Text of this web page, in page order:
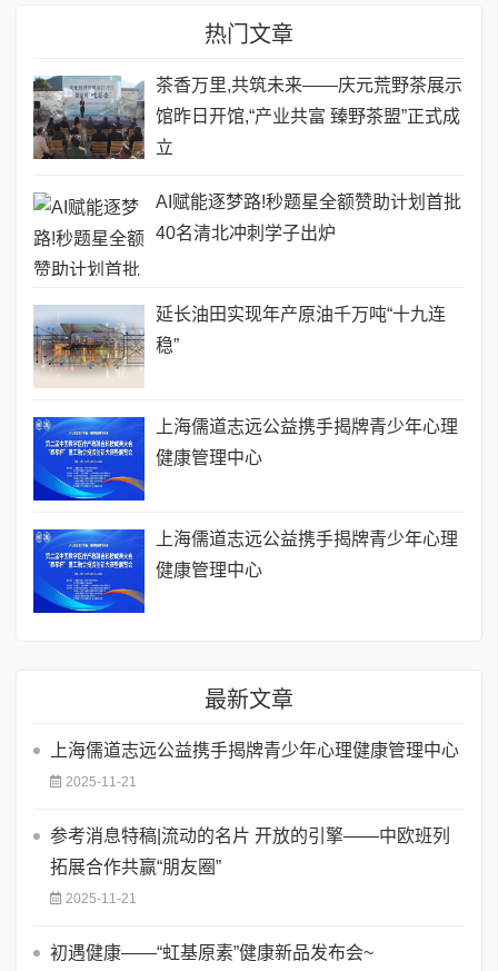
热门文章
茶香万里,共筑未来——庆元荒野茶展示
馆昨日开馆,“产业共富 臻野茶盟”正式成
立
AI赋能逐梦路!秒题星全额赞助计划首批
40名清北冲刺学子出炉
延长油田实现年产原油千万吨“十九连
稳”
上海儒道志远公益携手揭牌青少年心理
健康管理中心
上海儒道志远公益携手揭牌青少年心理
健康管理中心
最新文章
上海儒道志远公益携手揭牌青少年心理健康管理中心
2025-11-21
参考消息特稿|流动的名片 开放的引擎——中欧班列
拓展合作共赢“朋友圈”
2025-11-21
初遇健康——“虹基原素”健康新品发布会~